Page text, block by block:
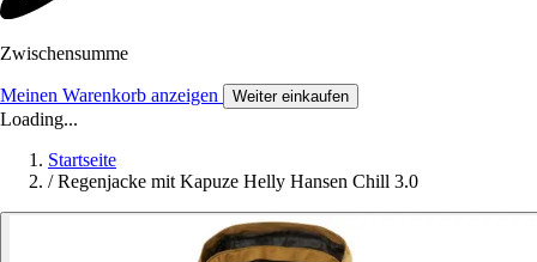
Zwischensumme
Meinen Warenkorb anzeigen Weiter einkaufen
Loading...
Startseite
/ Regenjacke mit Kapuze Helly Hansen Chill 3.0